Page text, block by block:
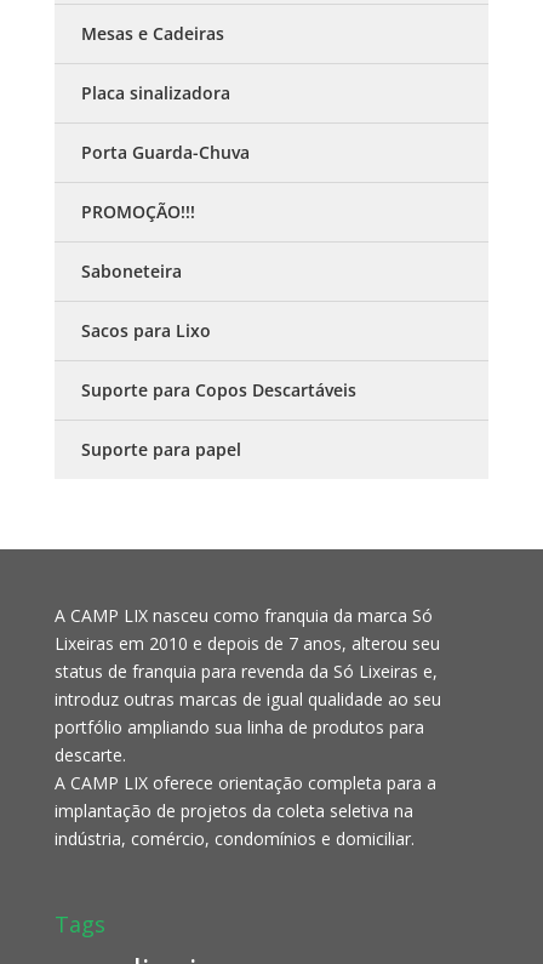
Mesas e Cadeiras
Placa sinalizadora
Porta Guarda-Chuva
PROMOÇÃO!!!
Saboneteira
Sacos para Lixo
Suporte para Copos Descartáveis
Suporte para papel
A CAMP LIX nasceu como franquia da marca Só
Lixeiras em 2010 e depois de 7 anos, alterou seu
status de franquia para revenda da Só Lixeiras e,
introduz outras marcas de igual qualidade ao seu
portfólio ampliando sua linha de produtos para
descarte.
A CAMP LIX oferece orientação completa para a
implantação de projetos da coleta seletiva na
indústria, comércio, condomínios e domiciliar.
Tags